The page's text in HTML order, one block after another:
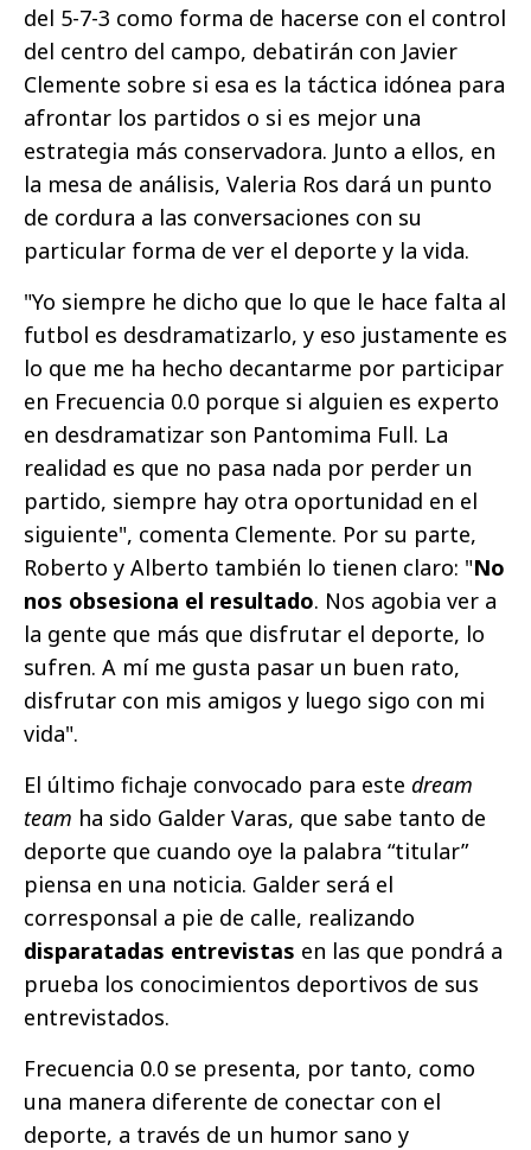
del 5-7-3 como forma de hacerse con el control
del centro del campo, debatirán con Javier
Clemente sobre si esa es la táctica idónea para
afrontar los partidos o si es mejor una
estrategia más conservadora. Junto a ellos, en
la mesa de análisis, Valeria Ros dará un punto
de cordura a las conversaciones con su
particular forma de ver el deporte y la vida.
"Yo siempre he dicho que lo que le hace falta al
futbol es desdramatizarlo, y eso justamente es
lo que me ha hecho decantarme por participar
en Frecuencia 0.0 porque si alguien es experto
en desdramatizar son Pantomima Full. La
realidad es que no pasa nada por perder un
partido, siempre hay otra oportunidad en el
siguiente", comenta Clemente. Por su parte,
Roberto y Alberto también lo tienen claro: "No
nos obsesiona el resultado. Nos agobia ver a
la gente que más que disfrutar el deporte, lo
sufren. A mí me gusta pasar un buen rato,
disfrutar con mis amigos y luego sigo con mi
vida".
El último fichaje convocado para este dream
team ha sido Galder Varas, que sabe tanto de
deporte que cuando oye la palabra “titular”
piensa en una noticia. Galder será el
corresponsal a pie de calle, realizando
disparatadas entrevistas en las que pondrá a
prueba los conocimientos deportivos de sus
entrevistados.
Frecuencia 0.0 se presenta, por tanto, como
una manera diferente de conectar con el
deporte, a través de un humor sano y